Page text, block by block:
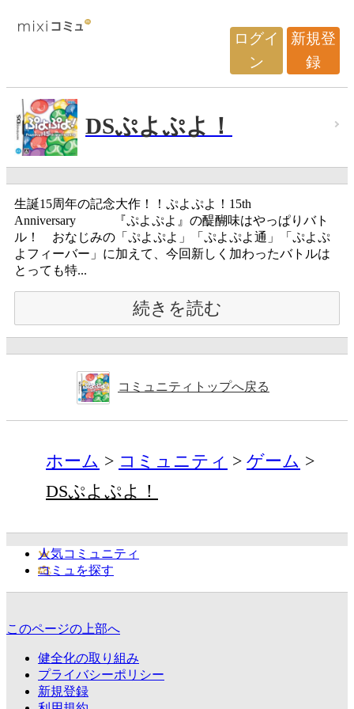
ログイ
ン
新規登
録
DSぷよぷよ！
生誕15周年の記念大作！！ぷよぷよ！15th
Anniversary 『ぷよぷよ』の醍醐味はやっぱりバト
ル！ おなじみの「ぷよぷよ」「ぷよぷよ通」「ぷよぷ
よフィーバー」に加えて、今回新しく加わったバトルは
とっても特...
続きを読む
コミュニティトップへ戻る
ホーム コミュニティ
ゲーム
DSぷよぷよ！
人気コミュニティ
コミュを探す
このページの上部へ
健全化の取り組み
プライバシーポリシー
新規登録